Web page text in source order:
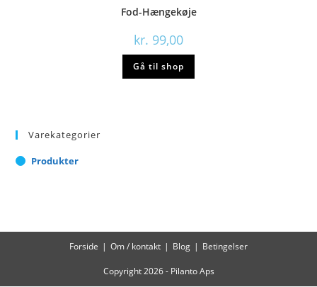
Fod-Hængekøje
kr. 99,00
Gå til shop
Varekategorier
Produkter
Forside Om / kontakt Blog Betingelser
Copyright 2026 - Pilanto Aps